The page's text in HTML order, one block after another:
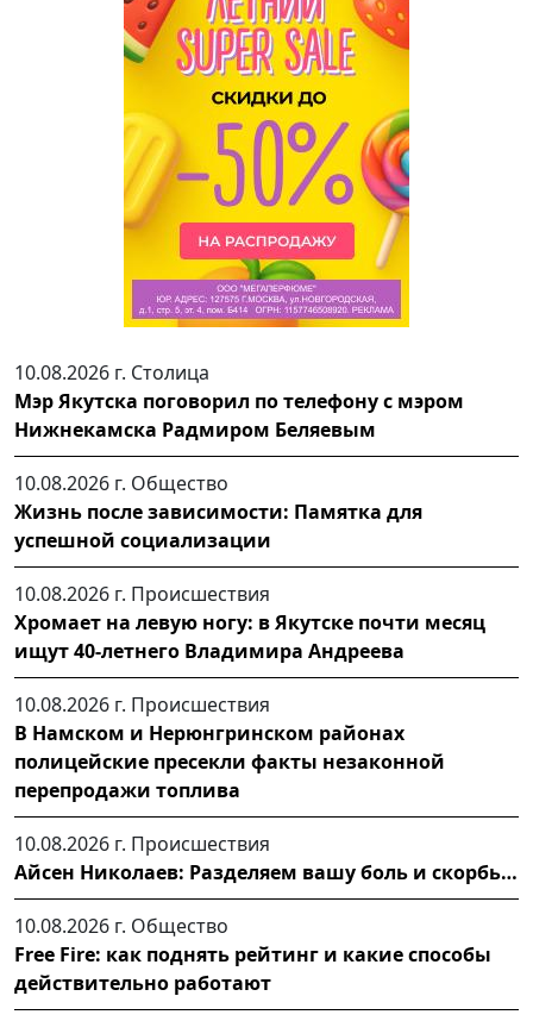
10.08.2026 г. Столица
Мэр Якутска поговорил по телефону с мэром
Нижнекамска Радмиром Беляевым
10.08.2026 г. Общество
Жизнь после зависимости: Памятка для
успешной социализации
10.08.2026 г. Происшествия
Хромает на левую ногу: в Якутске почти месяц
ищут 40-летнего Владимира Андреева
10.08.2026 г. Происшествия
В Намском и Нерюнгринском районах
полицейские пресекли факты незаконной
перепродажи топлива
10.08.2026 г. Происшествия
Айсен Николаев: Разделяем вашу боль и скорбь…
10.08.2026 г. Общество
Free Fire: как поднять рейтинг и какие способы
действительно работают